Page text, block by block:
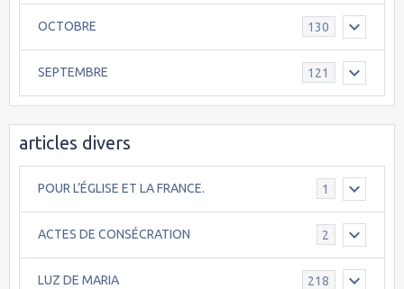
OCTOBRE 130
SEPTEMBRE 121
articles divers
POUR L’ÉGLISE ET LA FRANCE. 1
ACTES DE CONSÉCRATION 2
LUZ DE MARIA 218